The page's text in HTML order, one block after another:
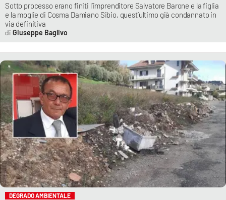
Sotto processo erano finiti l’imprenditore Salvatore Barone e la figlia
e la moglie di Cosma Damiano Sibio, quest’ultimo già condannato in
via definitiva
Giuseppe Baglivo
DEGRADO AMBIENTALE